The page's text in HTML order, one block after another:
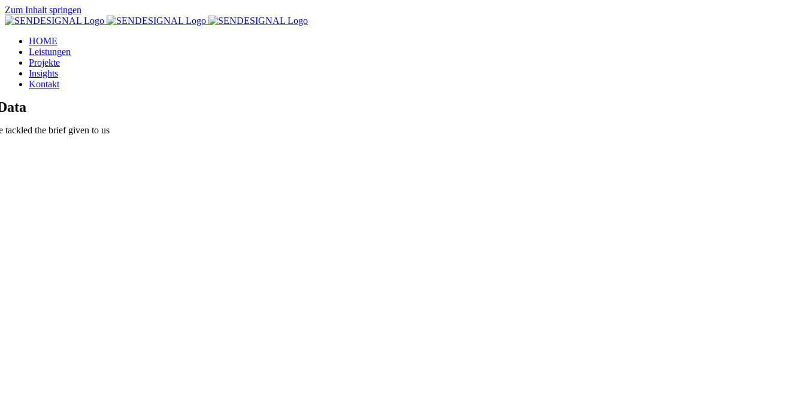
Zum Inhalt springen
HOME
Leistungen
Projekte
Insights
Kontakt
tackled the brief given to us